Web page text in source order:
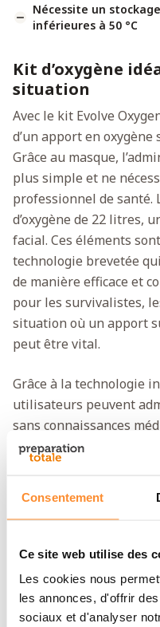
Consentement
Ce site web utilise des
Les cookies nous
les annonces, d'offrir
sociaux et d'analyser
Nécessite un
inférieures à 50 °C
Kit d’oxygène
situation
Avec le kit Evolve
d’un apport en
Grâce au masque,
plus simple et ne
professionnel de
d’oxygène de 22 litres,
facial. Ces éléments
technologie brevetée
de manière efficace et
pour les survivalistes,
situation où un apport
peut être vital.
Grâce à la technologie
utilisateurs peuvent
sans connaissances
offre une solution
d’oxygène dans les
Spécifications
Marque
Nombre de bouteilles